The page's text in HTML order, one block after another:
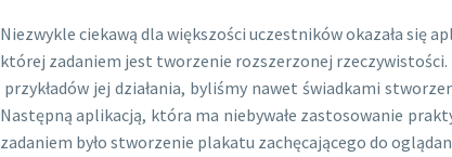
Niezwykle ciekawą dla większości uczestników okazała się
której zadaniem jest tworzenie rozszerzonej
przykładów jej działania, byliśmy nawet świadkami
Następną aplikacją, która ma niebywałe zastosowanie
zadaniem było stworzenie plakatu zachęcającego do